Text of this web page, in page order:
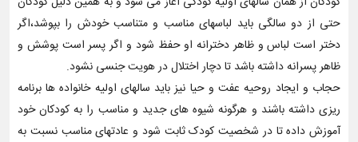
حتی از دو سالگی باید لباسهای مناسب و متناسب خودش را بپوشد،اگر
دختر است لباس و ظاهر دخترانه او حفظ شود و اگر پسر است پوشش و
ظاهر پسرانه داشته باشد تا دچار اختلال در هویت جنسی نشود.
حجاب و ایجاد روحیه عفت و حیا نیز باید سالهای اولیه خانواده ها برنامه
ریزی داشته باشند و هرگونه شیوه های جدید و مناسب را به کودکان خود
آموزش داده تا در شخصیت کودک ثابت شود و عادتهای مناسب نسبت به